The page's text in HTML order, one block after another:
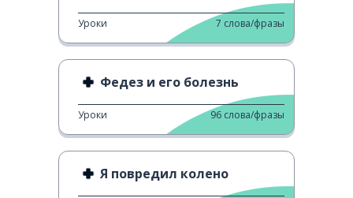
Уроки 7 слова/фразы
Федез и его болезнь
Уроки 96 слова/фразы
Я повредил колено